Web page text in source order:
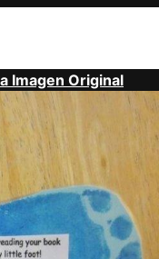
Imagen Original